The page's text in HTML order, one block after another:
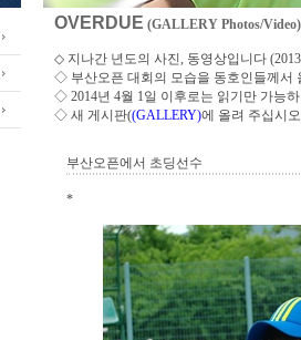
OVERDUE (GALLERY Photos/Video)
◇ 지나간 년도의 사진, 동영상입니다
◇ 부산오픈 대회의 모습을 동호인들께서
◇ 2014년 4월 1일 이후로는 읽기만 가능
◇ 새 게시판((GALLERY)에 올려 주십시오
부산오픈에서 초딩선수
*